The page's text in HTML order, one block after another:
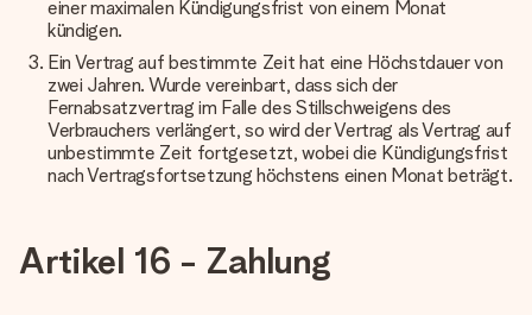
einer maximalen Kündigungsfrist von einem Monat
kündigen.
Ein Vertrag auf bestimmte Zeit hat eine Höchstdauer von
zwei Jahren. Wurde vereinbart, dass sich der
Fernabsatzvertrag im Falle des Stillschweigens des
Verbrauchers verlängert, so wird der Vertrag als Vertrag auf
unbestimmte Zeit fortgesetzt, wobei die Kündigungsfrist
nach Vertragsfortsetzung höchstens einen Monat beträgt.
Artikel 16 - Zahlung